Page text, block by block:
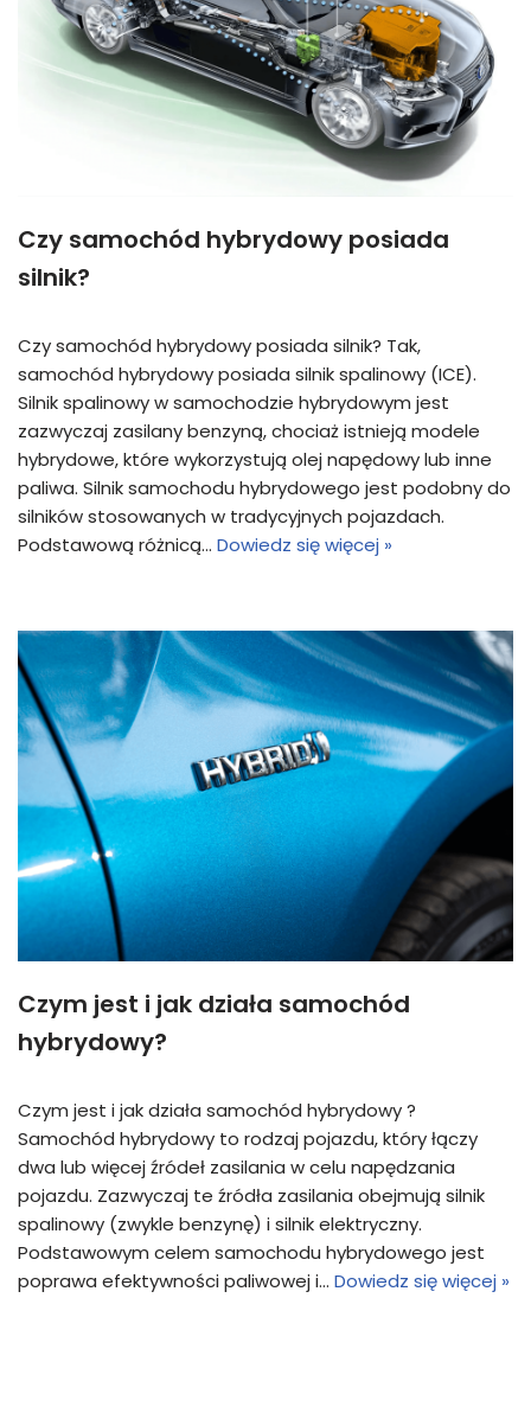
Czy samochód hybrydowy posiada
silnik?
Czy samochód hybrydowy posiada silnik? Tak,
samochód hybrydowy posiada silnik spalinowy (ICE).
Silnik spalinowy w samochodzie hybrydowym jest
zazwyczaj zasilany benzyną, chociaż istnieją modele
hybrydowe, które wykorzystują olej napędowy lub inne
paliwa. Silnik samochodu hybrydowego jest podobny do
silników stosowanych w tradycyjnych pojazdach.
Podstawową różnicą… Dowiedz się więcej »
Czym jest i jak działa samochód
hybrydowy?
Czym jest i jak działa samochód hybrydowy ?
Samochód hybrydowy to rodzaj pojazdu, który łączy
dwa lub więcej źródeł zasilania w celu napędzania
pojazdu. Zazwyczaj te źródła zasilania obejmują silnik
spalinowy (zwykle benzynę) i silnik elektryczny.
Podstawowym celem samochodu hybrydowego jest
poprawa efektywności paliwowej i… Dowiedz się więcej »